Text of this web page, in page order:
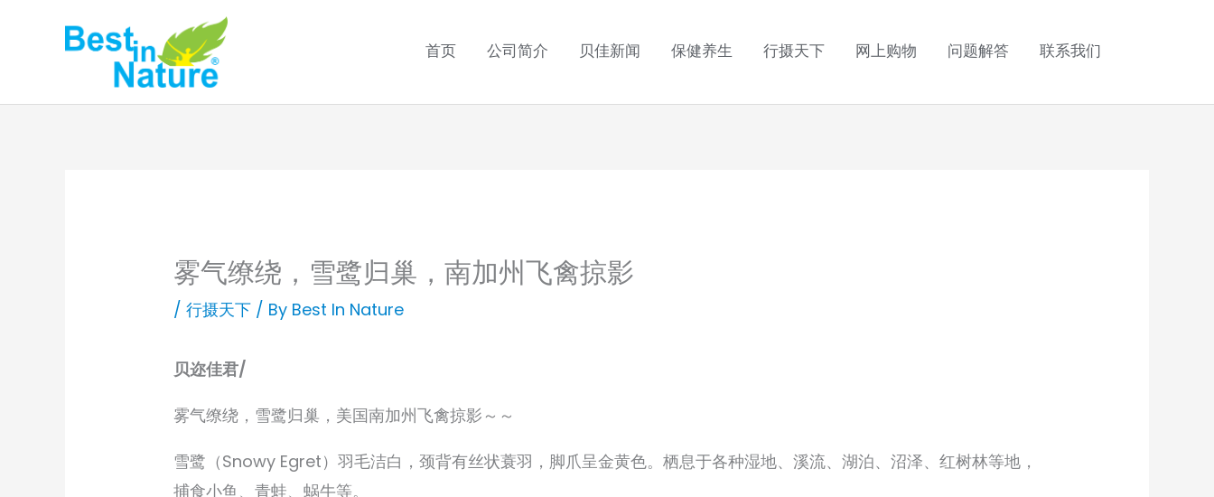
首页 公司简介 贝佳新闻 保健养生 行摄天下 网上购物 问题解答 联系我们
雾气缭绕，雪鹭归巢，南加州飞禽掠影
/行摄天下 / By Best In Nature
贝迩佳君/
雾气缭绕，雪鹭归巢，美国南加州飞禽掠影～～
雪鹭（Snowy Egret）羽毛洁白，颈背有丝状蓑羽，脚爪呈金黄色。栖息于各种湿地、溪流、湖泊、沼泽、红树林等地，
捕食小鱼、青蛙、蜗牛等。